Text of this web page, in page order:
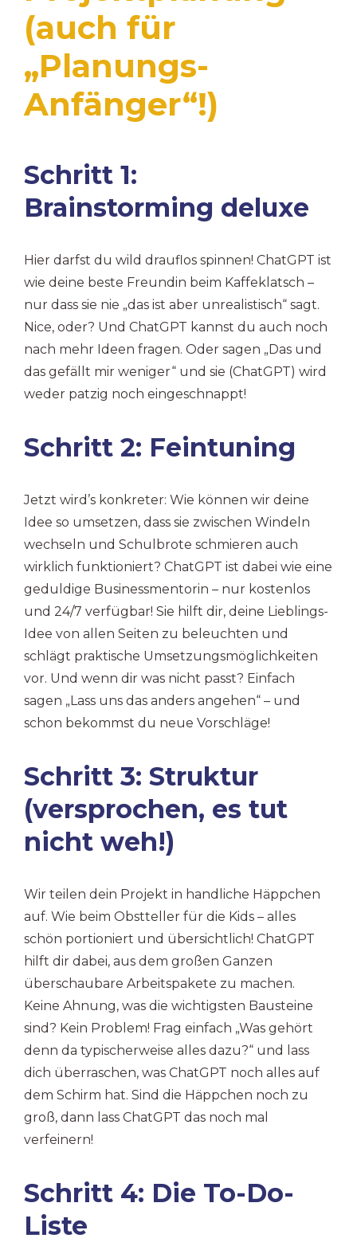
(auch für
„Planungs-
Anfänger“!)
Schritt 1:
Brainstorming deluxe
Hier darfst du wild drauflos spinnen! ChatGPT ist
wie deine beste Freundin beim Kaffeklatsch –
nur dass sie nie „das ist aber unrealistisch“ sagt.
Nice, oder? Und ChatGPT kannst du auch noch
nach mehr Ideen fragen. Oder sagen „Das und
das gefällt mir weniger“ und sie (ChatGPT) wird
weder patzig noch eingeschnappt!
Schritt 2: Feintuning
Jetzt wird’s konkreter: Wie können wir deine
Idee so umsetzen, dass sie zwischen Windeln
wechseln und Schulbrote schmieren auch
wirklich funktioniert? ChatGPT ist dabei wie eine
geduldige Businessmentorin – nur kostenlos
und 24/7 verfügbar! Sie hilft dir, deine Lieblings-
Idee von allen Seiten zu beleuchten und
schlägt praktische Umsetzungsmöglichkeiten
vor. Und wenn dir was nicht passt? Einfach
sagen „Lass uns das anders angehen“ – und
schon bekommst du neue Vorschläge!
Schritt 3: Struktur
(versprochen, es tut
nicht weh!)
Wir teilen dein Projekt in handliche Häppchen
auf. Wie beim Obstteller für die Kids – alles
schön portioniert und übersichtlich! ChatGPT
hilft dir dabei, aus dem großen Ganzen
überschaubare Arbeitspakete zu machen.
Keine Ahnung, was die wichtigsten Bausteine
sind? Kein Problem! Frag einfach „Was gehört
denn da typischerweise alles dazu?“ und lass
dich überraschen, was ChatGPT noch alles auf
dem Schirm hat. Sind die Häppchen noch zu
groß, dann lass ChatGPT das noch mal
verfeinern!
Schritt 4: Die To-Do-
Liste